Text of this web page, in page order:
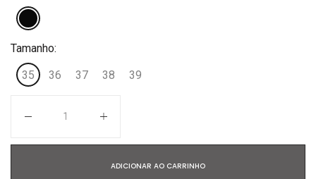
Tamanho:
35
36 37 38 39
ADICIONAR AO CARRINHO